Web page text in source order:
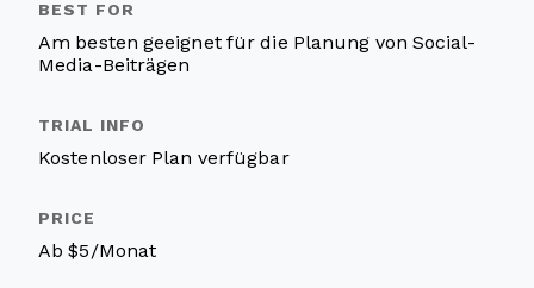
Am besten geeignet für die Planung von Social-
Media-Beiträgen
Kostenloser Plan verfügbar
Ab $5/Monat